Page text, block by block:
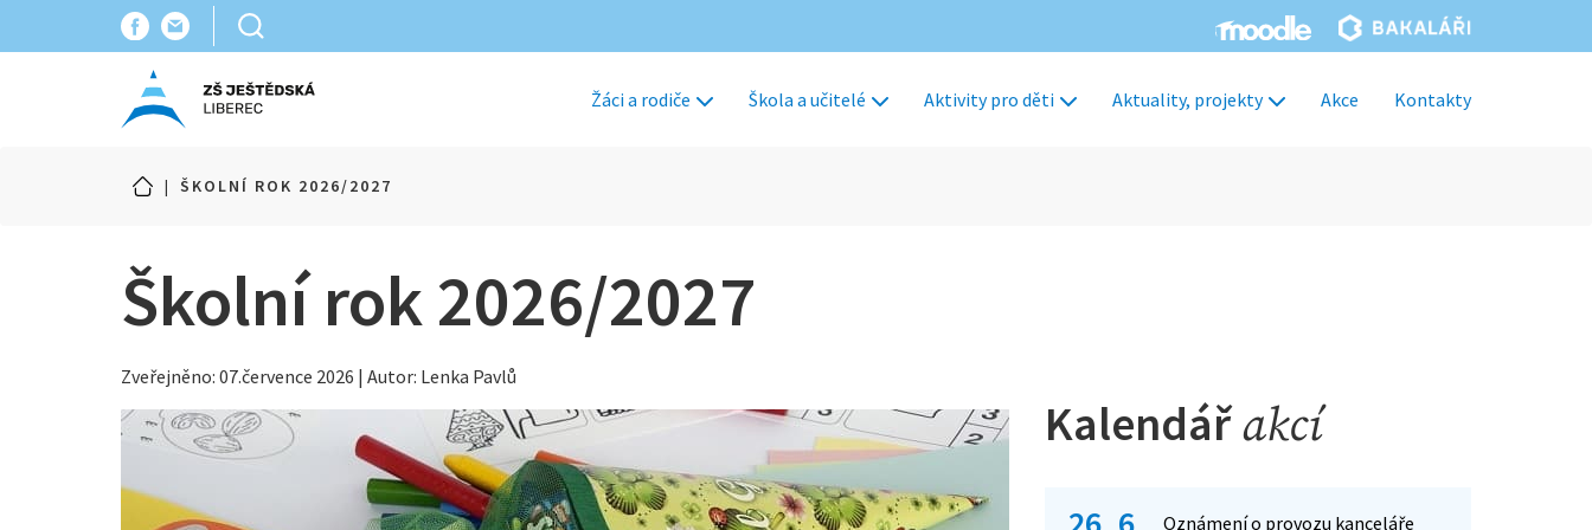
Žáci a rodiče Škola a učitelé Aktivity pro děti Aktuality, projekty Akce Kontakty
| ŠKOLNÍ ROK 2026/2027
Školní rok 2026/2027
Zveřejněno: 07.července 2026 | Autor: Lenka Pavlů
Kalendářakcí
Oznámení o provozu kanceláře